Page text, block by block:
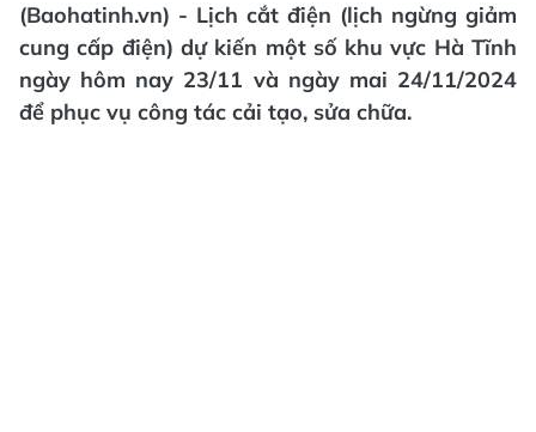
(Baohatinh.vn) - Lịch cắt điện (lịch ngừng giảm
cung cấp điện) dự kiến một số khu vực Hà Tĩnh
ngày hôm nay 23/11 và ngày mai 24/11/2024
để phục vụ công tác cải tạo, sửa chữa.